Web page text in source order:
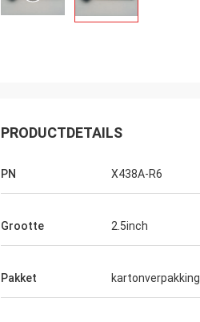
PRODUCTDETAILS
PN X438A-R6
Grootte 2.5inch
Pakket kartonverpakking